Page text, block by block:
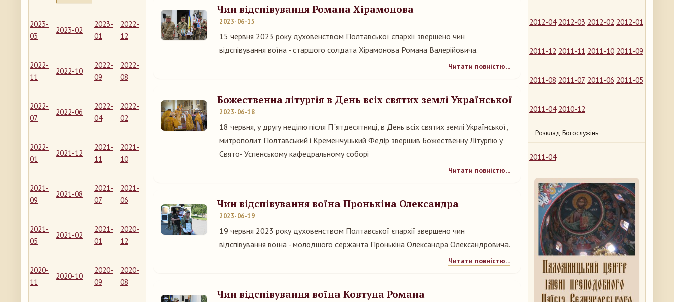
2023-
03
2023-02
2023-
01
2022-
12
2022-
11
2022-10
2022-
09
2022-
08
2022-
07
2022-06
2022-
04
2022-
02
2022-
01
2021-12
2021-
11
2021-
10
2021-
09
2021-08
2021-
07
2021-
06
2021-
05
2021-02
2021-
01
2020-
12
2020-
11
2020-10
2020-
09
2020-
08
2012-04 2012-03 2012-02 2012-01
2011-12 2011-11 2011-10 2011-09
2011-08 2011-07 2011-06 2011-05
2011-04 2010-12
Розклад Богослужінь
2011-04
Чин відспівування Романа Хірамонова
2023-06-15
15 червня 2023 року духовенством Полтавської єпархії звершено чин
відспівування воїна - старшого солдата Хірамонова Романа Валерійовича.
Читати повністю...
Божественна літургія в День всіх святих землі Української
2023-06-18
18 червня, у другу неділю після П"ятдесятниці, в День всіх святих землі Української,
митрополит Полтавський і Кременчуцький Федір звершив Божественну Літургію у
Свято- Успенському кафедральному соборі
Читати повністю...
Чин відспівування воїна Пронькіна Олександра
2023-06-19
19 червня 2023 року духовенством Полтавської єпархії звершено чин
відспівування воїна - молодшого сержанта Пронькіна Олександра Олександровича.
Читати повністю...
Чин відспівування воїна Ковтуна Романа